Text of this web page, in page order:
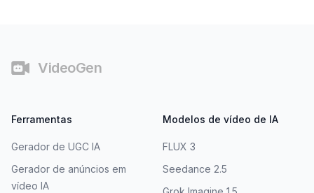
VideoGen
Ferramentas
Gerador de UGC IA
Gerador de anúncios em
vídeo IA
Modelos de vídeo de IA
FLUX 3
Seedance 2.5